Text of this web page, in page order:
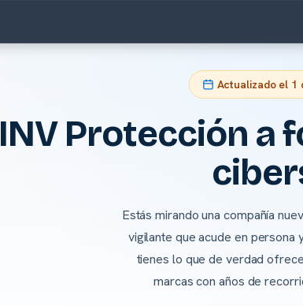
Actualizado el 1
INV Protección a
Estás mirando una compañía
vigilante que acude en persona
tienes lo que de verdad
marcas con años de